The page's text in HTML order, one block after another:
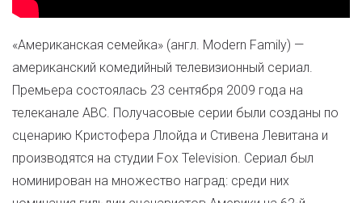
«Американская семейка» (англ. Modern Family) —
американский комедийный телевизионный сериал.
Премьера состоялась 23 сентября 2009 года на
телеканале ABC. Получасовые серии были созданы по
сценарию Кристофера Ллойда и Стивена Левитана и
производятся на студии Fox Television. Сериал был
номинирован на множество наград: среди них